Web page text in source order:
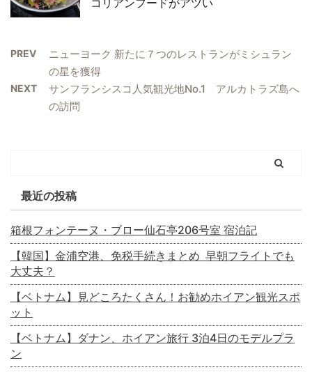
コリアンフードがアツい
PREV
ニューヨーク 新たに７つのレストランがミシュラン
の星を獲得
NEXT
サンフランシスコ人気観光地No.1 アルカトラズ島へ
の訪問
最近の投稿
箱根フォンテーヌ・ブロー仙石亭206号室 宿泊記
【韓国】金浦空港、免税手続きまとめ 早朝フライトでも
大丈夫？
【ベトナム】見どころたくさん！お勧めホイアン観光スポ
ット
【ベトナム】ダナン、ホイアン旅行 3泊4日のモデルプラ
ン